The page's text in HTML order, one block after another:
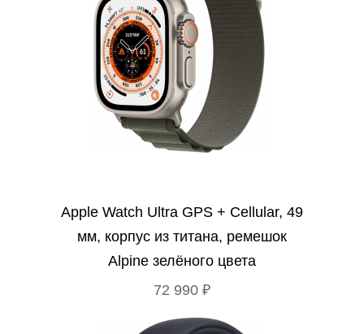
Apple Watch Ultra GPS + Cellular, 49
мм, корпус из титана, ремешок
Alpine зелёного цвета
72 990 ₽